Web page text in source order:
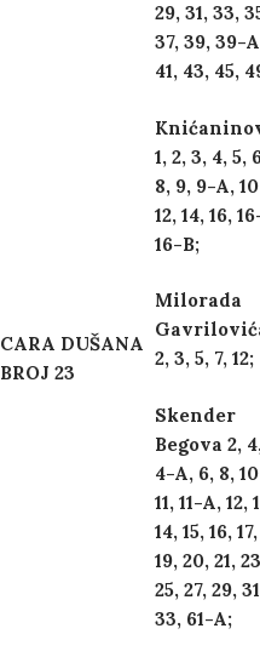
CARA DUŠANA
BROJ 23
29, 31, 33,
37, 39, 39-
41, 43, 45,
1, 2, 3, 4, 5,
8, 9, 9-A,
12, 14, 16,
16-B;
Milorada
2, 3, 5, 7, 12;
Skender
Begova 2,
4-A, 6, 8,
11, 11-A, 12,
14, 15, 16,
19, 20, 21,
25, 27, 29,
33, 61-A;